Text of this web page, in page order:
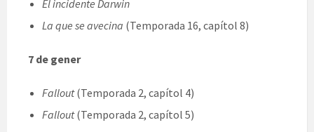
El incidente Darwin
La que se avecina (Temporada 16, capítol 8)
7 de gener
Fallout(Temporada 2, capítol 4)
Fallout(Temporada 2, capítol 5)